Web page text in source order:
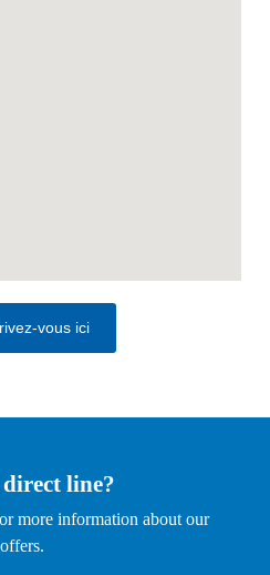
vous ici
direct line?
more information about our
offers.